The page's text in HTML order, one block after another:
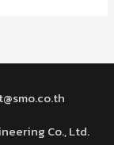
Co., Ltd.